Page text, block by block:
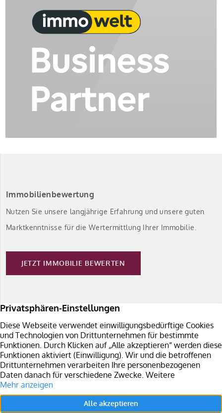
Immobilienbewertung
Nutzen Sie unsere langjährige Erfahrung und unsere guten
Marktkenntnisse für die Wertermittlung Ihrer Immobilie.
JETZT IMMOBILIE BEWERTEN
Immobilie verkaufen
Sie planen den Verkauf Ihrer Immobilie in Südbaden?
Überzeugen Sie sich von unseren Leistungen.